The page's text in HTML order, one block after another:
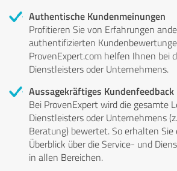
Authentische Kundenmeinungen
Profitieren Sie von Erfahrungen
authentifizierten
ProvenExpert.com helfen Ihnen bei
Dienstleisters oder Unternehmens.
Aussagekräftiges Kundenfeedback
Bei ProvenExpert wird die gesamte
Dienstleisters oder Unternehmens
Beratung) bewertet. So erhalten
Überblick über die Service- und
in allen Bereichen.